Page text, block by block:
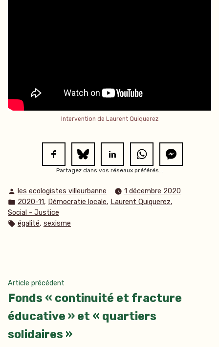
Intervention de Laurent Quiquerez
Partagez dans vos réseaux préférés...
Publié
par
les ecologistes villeurbanne
1 décembre 2020
Publié
dans
2020-11, Démocratie locale, Laurent Quiquerez,
Social - Justice
Étiquettes :
égalité, sexisme
Navigation
de
l’article
Article précédent
précédent :
Fonds « continuité et fracture
éducative » et « quartiers
solidaires »